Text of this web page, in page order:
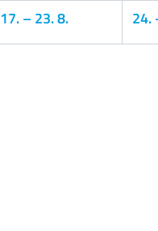
17.–23. 8. 24.